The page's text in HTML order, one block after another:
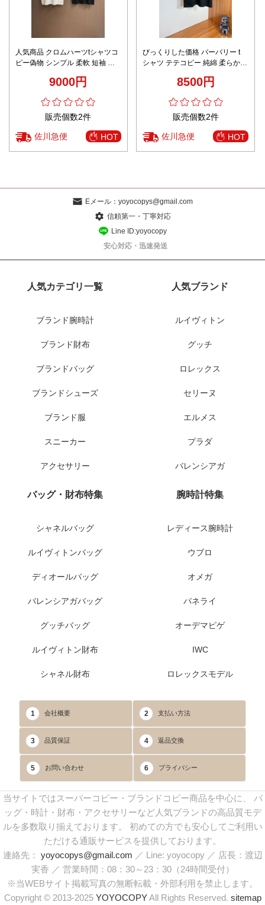
人気商品 クロムハーツtシャツコ
ピー偽物 シンプル 柔軟 短袖 プ
100％綿 多色可選
9000円
販売個数2件
佐川急便 HOT
びっくりした価格 バーバリー t
シャツ テテコピー 純綿 柔らかい
8500円
販売個数2件
佐川急便 HOT
Eメール： yoyocopys@gmail.com
信頼第一・丁寧対応
Line ID:yoyocopy
安心対応・迅速発送
人気カテゴリ一覧
ブランド腕時計
ブランド財布
ブランドバッグ
ブランドシューズ
ブランド服
スニーカー
アクセサリー
人気ブランド
ルイヴィトン
グッチ
ロレックス
セリーヌ
エルメス
プラダ
バレンシアガ
バッグ・財布特集
シャネルバッグ
ルイヴィトンバッグ
ディオールバッグ
バレンシアガバッグ
グッチバッグ
ルイヴィトン財布
シャネル財布
腕時計特集
レディース腕時計
ウブロ
オメガ
パネライ
オーデマピゲ
IWC
ロレックスモデル
1 会社概要 2 支払い方法
3 品質保証 4 返品交換
5 お問い合わせ 6 プライバシー
当サイトではスーパーコピー・ブランドコピー商品を中心に、 バ
ッグ・時計・財布・アクセサリーなど人気ブランドの高品質モデ
ルを多数取り揃えております。 初めての方でも安心してご利用い
ただける通販サービスを提供しております。
連絡先： yoyocopys@gmail.com ／ Line: yoyocopy ／ 店長：渡辺
実香 ／ 営業時間：08：30～23：30（24時間受付）
※当WEBサイト掲載写真の無断転載・外部利用を禁止します。
Copyright © 2013-2025 YOYOCOPYAll Rights Reserved. sitemap